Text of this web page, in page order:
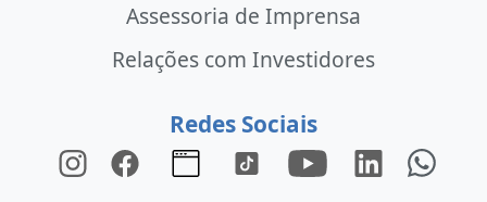
Assessoria de Imprensa
Relações com Investidores
Redes Sociais